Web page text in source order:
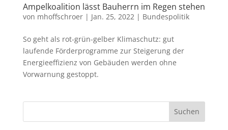
Ampelkoalition lässt Bauherrn im Regen stehen
von mhoffschroer| Jan. 25, 2022 | Bundespolitik
So geht als rot-grün-gelber Klimaschutz: gut
laufende Förderprogramme zur Steigerung der
Energieeffizienz von Gebäuden werden ohne
Vorwarnung gestoppt.
Suchen